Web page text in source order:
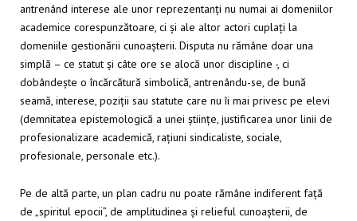
antrenând interese ale unor reprezentanți nu numai ai domeniilor
academice corespunzătoare, ci și ale altor actori cuplați la
domeniile gestionării cunoașterii. Disputa nu rămâne doar una
simplă – ce statut și câte ore se alocă unor discipline -, ci
dobândește o încărcătură simbolică, antrenându-se, de bună
seamă, interese, poziții sau statute care nu îi mai privesc pe elevi
(demnitatea epistemologică a unei științe, justificarea unor linii de
profesionalizare academică, rațiuni sindicaliste, sociale,
profesionale, personale etc.).
Pe de altă parte, un plan cadru nu poate rămâne indiferent față
de „spiritul epocii”, de amplitudinea și relieful cunoașterii, de